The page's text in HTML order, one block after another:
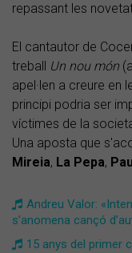
repassant les
El cantautor de
treball
Un nou món
apel·len a creure en
principi podria ser
víctimes de la
Una aposta que
Mireia, La Pepa,
Andreu Valor:
s’anomena cançó
15 anys del primer